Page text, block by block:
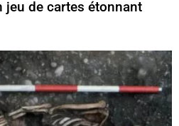
jeu de cartes étonnant